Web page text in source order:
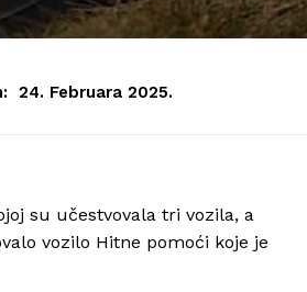
24. Februara 2025.
su učestvovala tri vozila, a
vozilo Hitne pomoći koje je